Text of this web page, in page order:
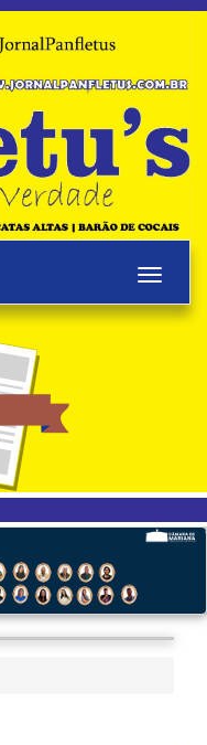
Toggle